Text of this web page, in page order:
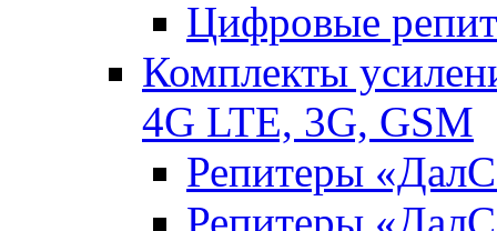
Цифровые
Комплекты
4G LTE, 3G, GSM
Репитеры
Репитеры